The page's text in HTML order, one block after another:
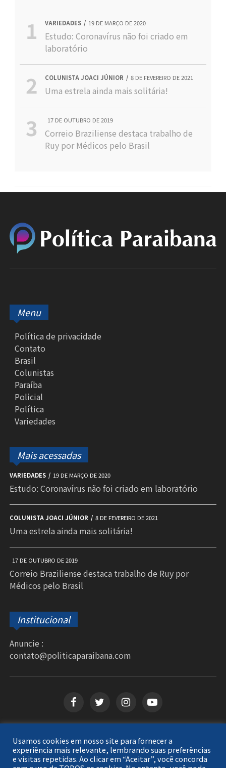
VARIEDADES 19 DE MARÇO DE 2020
Estudo: Coronavírus não foi criado em
laboratório
COLUNISTA JOACI JÚNIOR 8 DE FEVEREIRO DE 2021
Uma estrela ainda mais solitária!
17 DE OUTUBRO DE 2019
Correio Braziliense destaca trabalho de
Ruy por Médicos pelo Brasil
Menu
Política de privacidade
Contato
Brasil
Colunistas
Paraíba
Policial
Política
Variedades
Mais acessadas
VARIEDADES 19 DE MARÇO DE 2020
Estudo: Coronavírus não foi criado em laboratório
COLUNISTA JOACI JÚNIOR 8 DE FEVEREIRO DE 2021
Uma estrela ainda mais solitária!
17 DE OUTUBRO DE 2019
Correio Braziliense destaca trabalho de Ruy por
Médicos pelo Brasil
Institucional
Anuncie :
contato@politicaparaibana.com
Copyright © 2026Política Paraibana. Todos os
direitos reservados.
Usamos cookies em nosso site para fornecer a
experiência mais relevante, lembrando suas preferências
e visitas repetidas. Ao clicar em “Aceitar”, você concorda